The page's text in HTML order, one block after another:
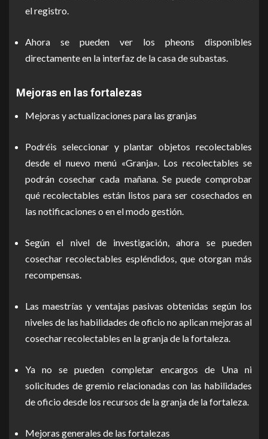
el registro.
Ahora se pueden ver los pheons disponibles
directamente en la interfaz de la casa de subastas.
Mejoras en las fortalezas
Mejoras y actualizaciones para las granjas
Podréis seleccionar y plantar objetos recolectables
desde el nuevo menú «Granja». Los recolectables se
podrán cosechar cada mañana. Se puede comprobar
qué recolectables están listos para ser cosechados en
las notificaciones o en el modo gestión.
Según el nivel de investigación, ahora se pueden
cosechar recolectables espléndidos, que otorgan más
recompensas.
Las maestrías y ventajas pasivas obtenidas según los
niveles de las habilidades de oficio no aplican mejoras al
cosechar recolectables en la granja de la fortaleza.
Ya no se pueden completar encargos de Una ni
solicitudes de gremio relacionadas con las habilidades
de oficio desde los recursos de la granja de la fortaleza.
Mejoras generales de las fortalezas